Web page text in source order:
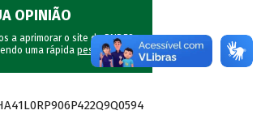
OPINIÃO
a aprimorar o site do BNDES
uma rápida pesquisa.